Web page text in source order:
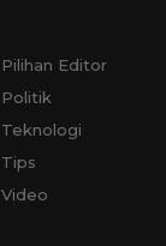
Pilihan Editor
Politik
Teknologi
Tips
Video